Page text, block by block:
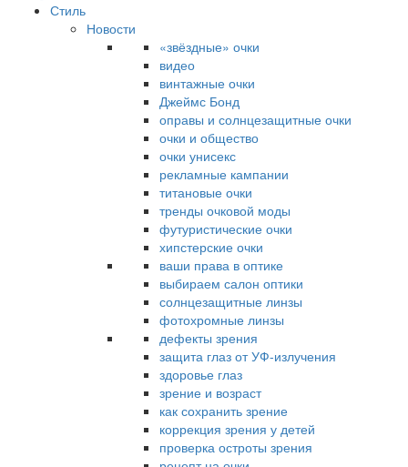
Стиль
Новости
«звёздные» очки
видео
винтажные очки
Джеймс Бонд
оправы и солнцезащитные очки
очки и общество
очки унисекс
рекламные кампании
титановые очки
тренды очковой моды
футуристические очки
хипстерские очки
ваши права в оптике
выбираем салон оптики
солнцезащитные линзы
фотохромные линзы
дефекты зрения
защита глаз от УФ-излучения
здоровье глаз
зрение и возраст
как сохранить зрение
коррекция зрения у детей
проверка остроты зрения